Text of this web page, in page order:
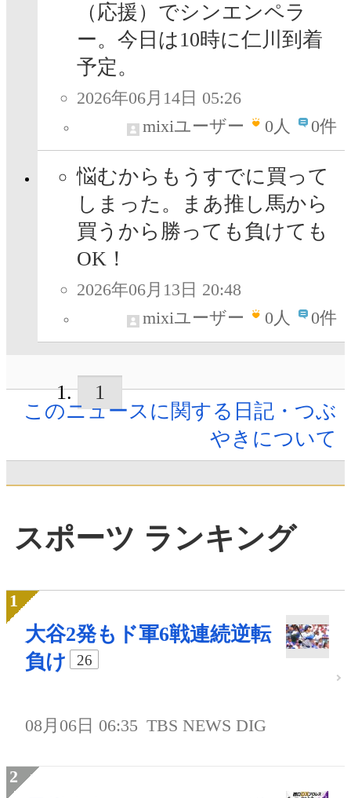
（応援）でシンエンペラ
ー。今日は10時に仁川到着
予定。
2026年06月14日 05:26
mixiユーザー
0人 0件
悩むからもうすでに買って
しまった。まあ推し馬から
買うから勝っても負けても
OK！
2026年06月13日 20:48
mixiユーザー
0人 0件
1
このニュースに関する日記・つぶ
やきについて
スポーツ ランキング
大谷2発もド軍6戦連続逆転
負け
26
08月06日 06:35 TBS NEWS DIG